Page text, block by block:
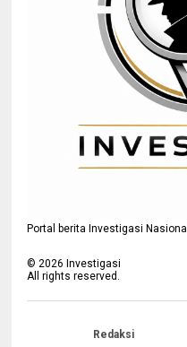
Portal berita Investigasi Nasional
©2026 Investigasi
All rights reserved.
Redaksi